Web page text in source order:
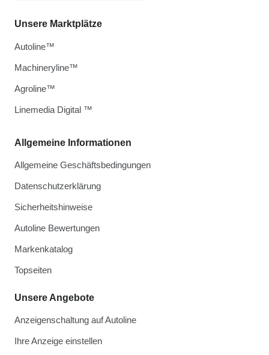
Allgemeine Informationen
Allgemeine Geschäftsbedingungen
Datenschutzerklärung
Sicherheitshinweise
Autoline Bewertungen
Markenkatalog
Topseiten
Unsere Angebote
Anzeigenschaltung auf Autoline
Ihre Anzeige einstellen
Unsere Marktplätze
Autoline™
Machineryline™
Agroline™
Linemedia Digital ™